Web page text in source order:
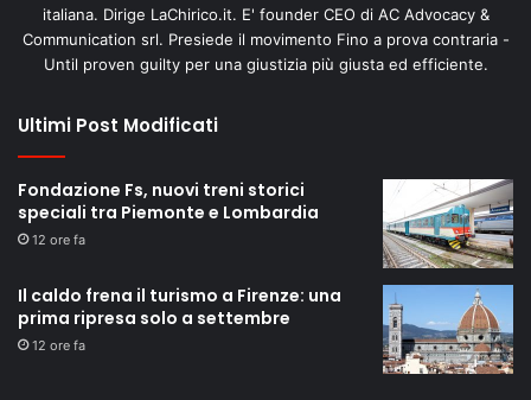
italiana. Dirige LaChirico.it. E' founder CEO di AC Advocacy &
Communication srl. Presiede il movimento Fino a prova contraria -
Until proven guilty per una giustizia più giusta ed efficiente.
Ultimi Post Modificati
Fondazione Fs, nuovi treni storici
speciali tra Piemonte e Lombardia
12 ore fa
Il caldo frena il turismo a Firenze: una
prima ripresa solo a settembre
12 ore fa